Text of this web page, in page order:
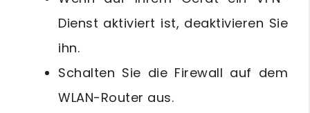
Dienst aktiviert ist, deaktivieren Sie
ihn.
Schalten Sie die Firewall auf dem
WLAN-Router aus.